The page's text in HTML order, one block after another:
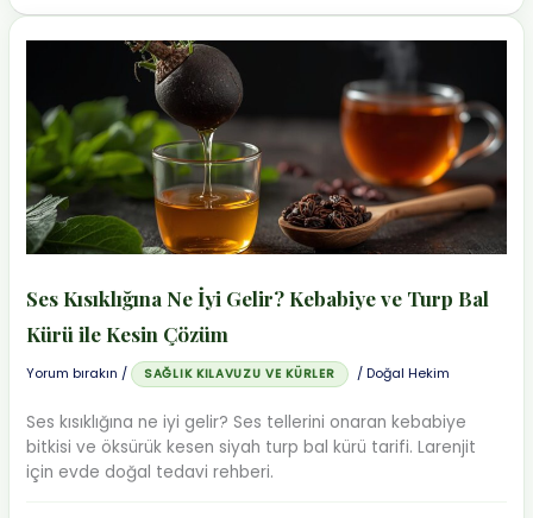
Nasıl
Geçer?
ve
Üzüm
Kürü
ile
3
Günde
Ses Kısıklığına Ne İyi Gelir? Kebabiye ve Turp Bal
Kürü ile Kesin Çözüm
Yorum bırakın / SAĞLIK KILAVUZU VE KÜRLER /Doğal Hekim
Ses kısıklığına ne iyi gelir? Ses tellerini onaran kebabiye
bitkisi ve öksürük kesen siyah turp bal kürü tarifi. Larenjit
için evde doğal tedavi rehberi.